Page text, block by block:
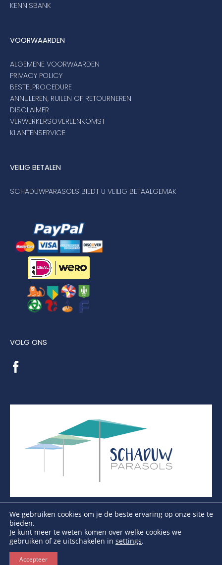
KENNISBANK
VOORWAARDEN
ALGEMENE VOORWAARDEN
PRIVACY POLICY
BESTELPROCEDURE
ANNULEREN, RUILEN OF RETOURNEREN
DISCLAIMER
VERWERKERSOVEREENKOMST
KLANTENSERVICE
VEILIG BETALEN
SCHADUWPARASOLS BIEDT U VEILIG BETAALGEMAK
VOLG ONS
Copyright Schaduwparasols © 2026. Alle Rechten
We gebruiken cookies om je de beste ervaring op onze site te
bieden.
Je kunt meer te weten komen over welke cookies we
gebruiken of ze uitschakelen in settings.
Accepteer